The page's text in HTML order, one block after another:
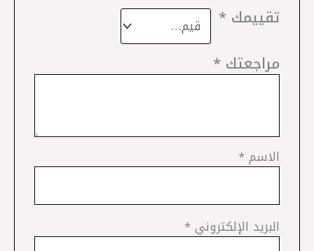
تقييمك*
مراجعتك*
الاسم*
البريد الإلكتروني*